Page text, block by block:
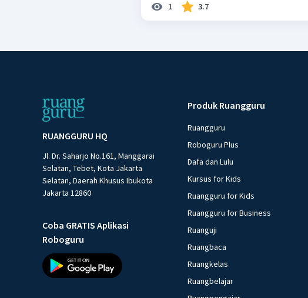
1 3.7
RUANGGURU HQ
Jl. Dr. Saharjo No.161, Manggarai
Selatan, Tebet, Kota Jakarta
Selatan, Daerah Khusus Ibukota
Jakarta 12860
Coba GRATIS Aplikasi
Roboguru
Produk Ruangguru
Ruangguru
Roboguru Plus
Dafa dan Lulu
Kursus for Kids
Ruangguru for Kids
Ruangguru for Business
Ruanguji
Ruangbaca
Ruangkelas
Ruangbelajar